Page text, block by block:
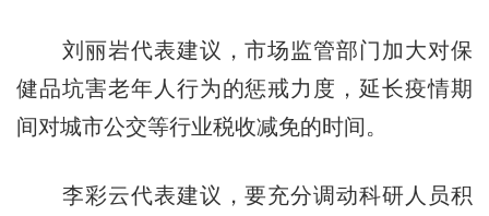
刘丽岩代表建议，市场监管部门加大对保
健品坑害老年人行为的惩戒力度，延长疫情期
间对城市公交等行业税收减免的时间。
李彩云代表建议，要充分调动科研人员积